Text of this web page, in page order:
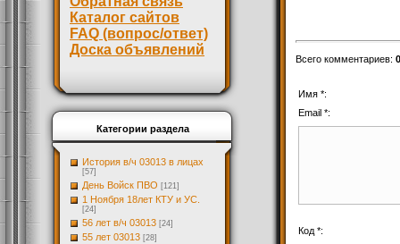
Каталог сайтов
FAQ (вопрос/ответ)
Доска объявлений
Категории раздела
История в/ч 03013 в лицах
[57]
День Войск ПВО [121]
1 Ноября 18лет КТУ и УС.
[24]
56 лет в/ч 03013 [24]
55 лет 03013 [28]
Всего комментариев: 0
Имя *:
Email *:
Код *: